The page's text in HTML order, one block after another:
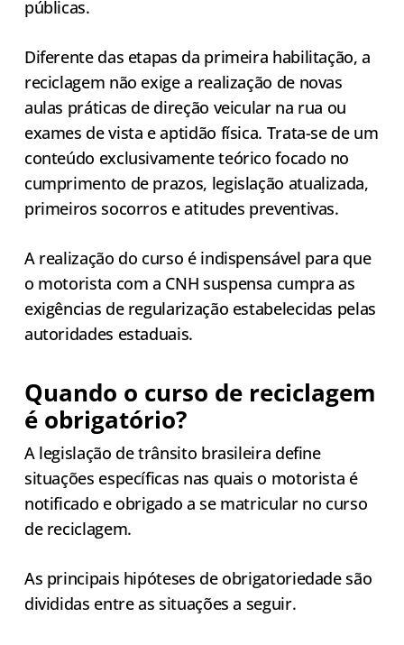
públicas.
Diferente das etapas da primeira habilitação, a
reciclagem não exige a realização de novas
aulas práticas de direção veicular na rua ou
exames de vista e aptidão física. Trata-se de um
conteúdo exclusivamente teórico focado no
cumprimento de prazos, legislação atualizada,
primeiros socorros e atitudes preventivas.
A realização do curso é indispensável para que
o motorista com a CNH suspensa cumpra as
exigências de regularização estabelecidas pelas
autoridades estaduais.
Quando o curso de reciclagem
é obrigatório?
A legislação de trânsito brasileira define
situações específicas nas quais o motorista é
notificado e obrigado a se matricular no curso
de reciclagem.
As principais hipóteses de obrigatoriedade são
divididas entre as situações a seguir.